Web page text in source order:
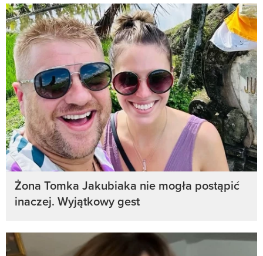
Żona Tomka Jakubiaka nie mogła postąpić
inaczej. Wyjątkowy gest